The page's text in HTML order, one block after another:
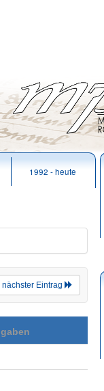
1992 - heute
nächster Eintrag